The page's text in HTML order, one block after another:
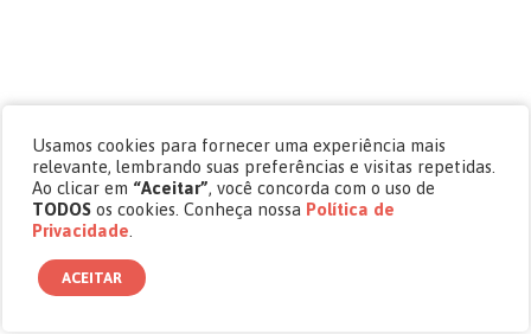
Usamos cookies para fornecer uma experiência mais
relevante, lembrando suas preferências e visitas repetidas.
Ao clicar em “Aceitar”, você concorda com o uso de
TODOS os cookies. Conheça nossa Política de
Privacidade
ACEITAR